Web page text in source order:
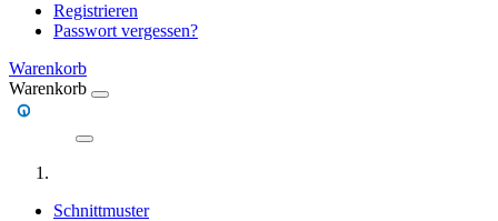
Registrieren
Passwort vergessen?
Warenkorb
Warenkorb
Schnittmuster